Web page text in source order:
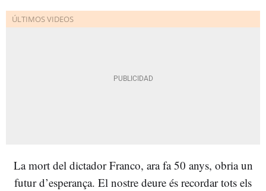
La mort del dictador Franco, ara fa 50 anys, obria un
futur d’esperança. El nostre deure és recordar tots els